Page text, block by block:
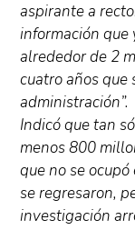
aspirante a
información que
alrededor de 2
cuatro años que
administración”.
Indicó que tan
menos 800
que no se
se regresaron,
investigación